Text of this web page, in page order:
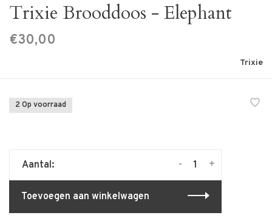
Trixie Brooddoos - Elephant
€30,00
Trixie
2 Op voorraad
Aantal: +
-
Toevoegen aan winkelwagen